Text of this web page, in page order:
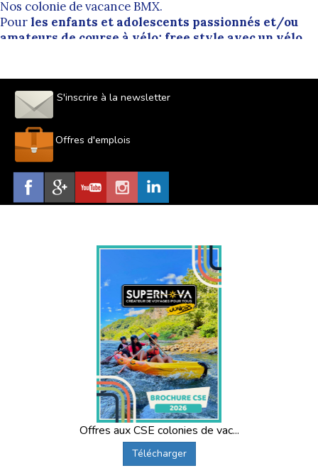
Nos colonie de vacance BMX.
Pourles enfants et adolescents passionnés et/ou
amateurs de course à vélo; free style avec un vélo,
S'inscrire à la newsletter
Offres d'emplois
Offres aux CSE colonies de vac...
Télécharger